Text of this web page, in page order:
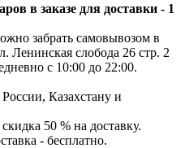
в заказе для доставки - 1
забрать самовывозом в
Ленинская слобода 26 стр. 2
с 10:00 до 22:00.
Казахстану и
50 % на доставку.
- бесплатно.